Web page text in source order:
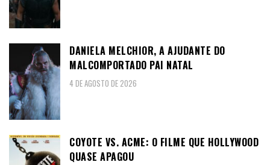
DANIELA MELCHIOR, A AJUDANTE DO
MALCOMPORTADO PAI NATAL
4 DE AGOSTO DE 2026
COYOTE VS. ACME: O FILME QUE HOLLYWOOD
QUASE APAGOU